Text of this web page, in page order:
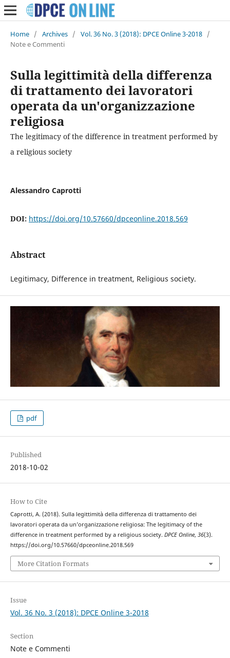
Home / Archives / Vol. 36 No. 3 (2018): DPCE Online 3-2018 /
Note e Commenti
Sulla legittimità della differenza
di trattamento dei lavoratori
operata da un'organizzazione
religiosa
The legitimacy of the difference in treatment performed by
a religious society
Alessandro Caprotti
DOI: https://doi.org/10.57660/dpceonline.2018.569
Abstract
Legitimacy, Difference in treatment, Religious society.
pdf
Published
2018-10-02
How to Cite
Caprotti, A. (2018). Sulla legittimità della differenza di trattamento dei
lavoratori operata da un’organizzazione religiosa: The legitimacy of the
difference in treatment performed by a religious society. DPCE Online, 36(3).
https://doi.org/10.57660/dpceonline.2018.569
More Citation Formats
Issue
Vol. 36 No. 3 (2018): DPCE Online 3-2018
Section
Note e Commenti